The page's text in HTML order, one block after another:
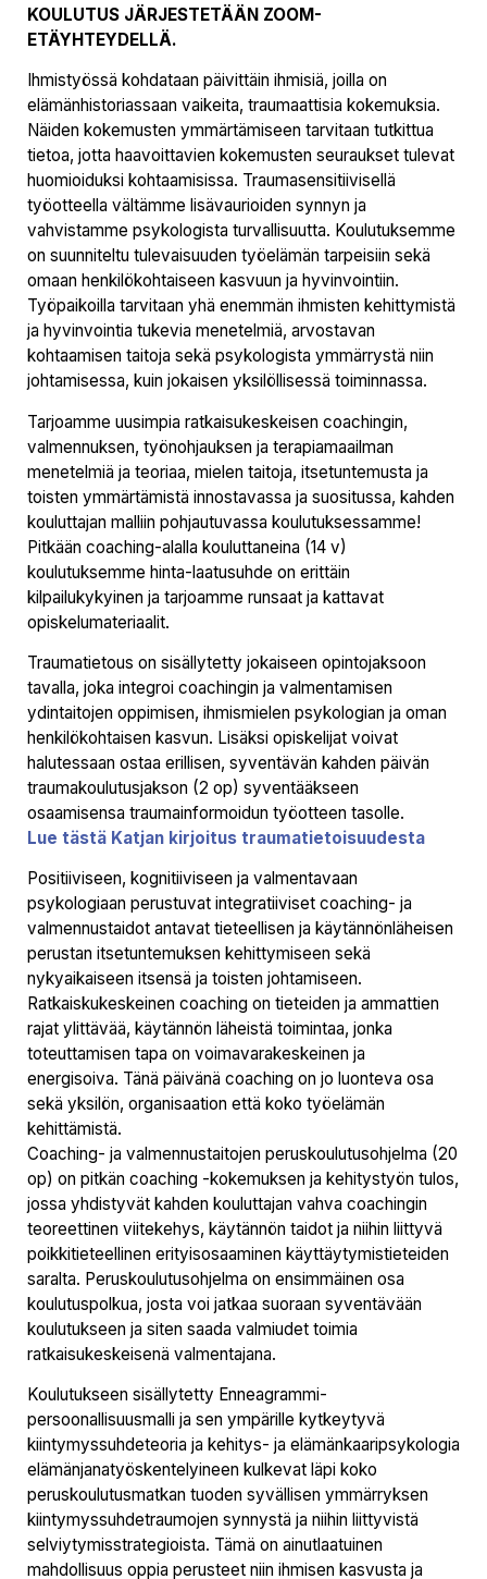
KOULUTUS JÄRJESTETÄÄN ZOOM-
ETÄYHTEYDELLÄ.
Ihmistyössä kohdataan päivittäin ihmisiä, joilla on
elämänhistoriassaan vaikeita, traumaattisia kokemuksia.
Näiden kokemusten ymmärtämiseen tarvitaan tutkittua
tietoa, jotta haavoittavien kokemusten seuraukset tulevat
huomioiduksi kohtaamisissa. Traumasensitiivisellä
työotteella vältämme lisävaurioiden synnyn ja
vahvistamme psykologista turvallisuutta. Koulutuksemme
on suunniteltu tulevaisuuden työelämän tarpeisiin sekä
omaan henkilökohtaiseen kasvuun ja hyvinvointiin.
Työpaikoilla tarvitaan yhä enemmän ihmisten kehittymistä
ja hyvinvointia tukevia menetelmiä, arvostavan
kohtaamisen taitoja sekä psykologista ymmärrystä niin
johtamisessa, kuin jokaisen yksilöllisessä toiminnassa.
Tarjoamme uusimpia ratkaisukeskeisen coachingin,
valmennuksen, työnohjauksen ja terapiamaailman
menetelmiä ja teoriaa, mielen taitoja, itsetuntemusta ja
toisten ymmärtämistä innostavassa ja suositussa, kahden
kouluttajan malliin pohjautuvassa koulutuksessamme!
Pitkään coaching-alalla kouluttaneina (14 v)
koulutuksemme hinta-laatusuhde on erittäin
kilpailukykyinen ja tarjoamme runsaat ja kattavat
opiskelumateriaalit.
Traumatietous on sisällytetty jokaiseen opintojaksoon
tavalla, joka integroi coachingin ja valmentamisen
ydintaitojen oppimisen, ihmismielen psykologian ja oman
henkilökohtaisen kasvun. Lisäksi opiskelijat voivat
halutessaan ostaa erillisen, syventävän kahden päivän
traumakoulutusjakson (2 op) syventääkseen
osaamisensa traumainformoidun työotteen tasolle.
Lue tästä Katjan kirjoitus traumatietoisuudesta
Positiiviseen, kognitiiviseen ja valmentavaan
psykologiaan perustuvat integratiiviset coaching- ja
valmennustaidot antavat tieteellisen ja käytännönläheisen
perustan itsetuntemuksen kehittymiseen sekä
nykyaikaiseen itsensä ja toisten johtamiseen.
Ratkaiskukeskeinen coaching on tieteiden ja ammattien
rajat ylittävää, käytännön läheistä toimintaa, jonka
toteuttamisen tapa on voimavarakeskeinen ja
energisoiva. Tänä päivänä coaching on jo luonteva osa
sekä yksilön, organisaation että koko työelämän
kehittämistä.
Coaching- ja valmennustaitojen peruskoulutusohjelma (20
op) on pitkän coaching -kokemuksen ja kehitystyön tulos,
jossa yhdistyvät kahden kouluttajan vahva coachingin
teoreettinen viitekehys, käytännön taidot ja niihin liittyvä
poikkitieteellinen erityisosaaminen käyttäytymistieteiden
saralta. Peruskoulutusohjelma on ensimmäinen osa
koulutuspolkua, josta voi jatkaa suoraan syventävään
koulutukseen ja siten saada valmiudet toimia
ratkaisukeskeisenä valmentajana.
Koulutukseen sisällytetty Enneagrammi-
persoonallisuusmalli ja sen ympärille kytkeytyvä
kiintymyssuhdeteoria ja kehitys- ja elämänkaaripsykologia
elämänjanatyöskentelyineen kulkevat läpi koko
peruskoulutusmatkan tuoden syvällisen ymmärryksen
kiintymyssuhdetraumojen synnystä ja niihin liittyvistä
selviytymisstrategioista. Tämä on ainutlaatuinen
mahdollisuus oppia perusteet niin ihmisen kasvusta ja